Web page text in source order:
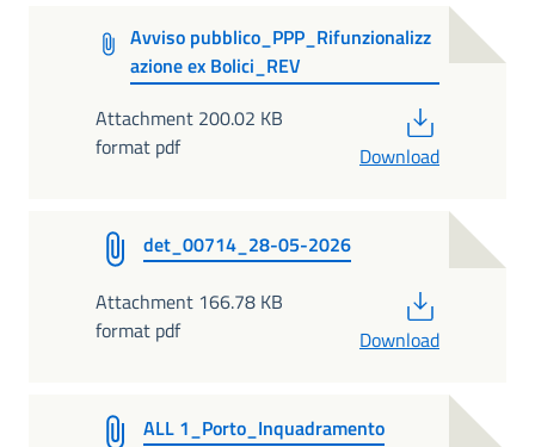
Avviso pubblico_PPP_Rifunzionalizz
azione ex Bolici_REV
Attachment 200.02 KB
format pdf
Download
det_00714_28-05-2026
Attachment 166.78 KB
format pdf
Download
ALL 1_Porto_Inquadramento